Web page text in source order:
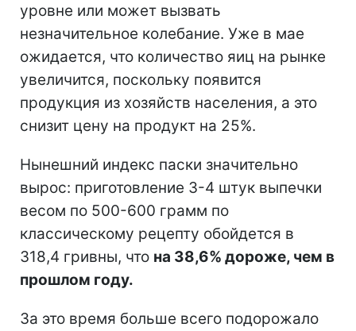
уровне или может вызвать
незначительное колебание. Уже в мае
ожидается, что количество яиц на рынке
увеличится, поскольку появится
продукция из хозяйств населения, а это
снизит цену на продукт на 25%.
Нынешний индекс паски значительно
вырос: приготовление 3-4 штук выпечки
весом по 500-600 грамм по
классическому рецепту обойдется в
318,4 гривны, что на 38,6% дороже, чем в
прошлом году.
За это время больше всего подорожало